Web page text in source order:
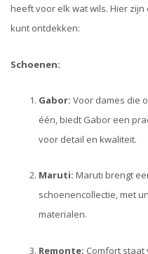
heeft voor elk wat wils. Hier
kunt ontdekken:
Schoenen:
Gabor: Voor dames die
één, biedt Gabor een
voor detail en kwaliteit.
Maruti: Maruti brengt
schoenencollectie, met
materialen.
Remonte: Comfort staat